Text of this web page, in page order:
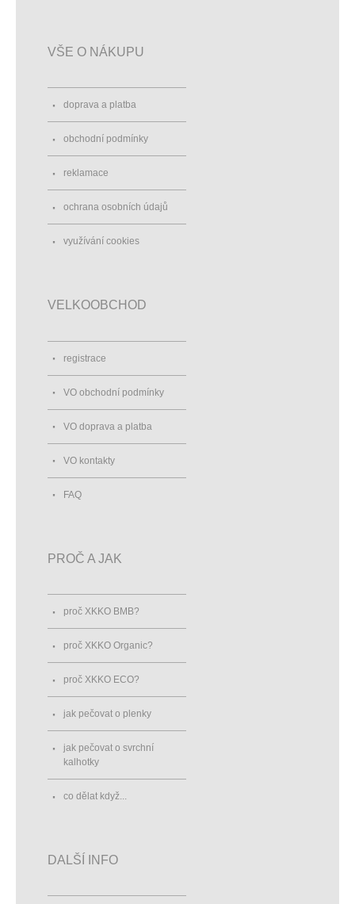
VŠE O NÁKUPU
doprava a platba
obchodní podmínky
reklamace
ochrana osobních údajů
využívání cookies
VELKOOBCHOD
registrace
VO obchodní podmínky
VO doprava a platba
VO kontakty
FAQ
PROČ A JAK
proč XKKO BMB?
proč XKKO Organic?
proč XKKO ECO?
jak pečovat o plenky
jak pečovat o svrchní
kalhotky
co dělat když...
DALŠÍ INFO